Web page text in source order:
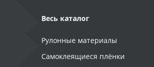
Весь каталог
Рулонные материалы
Самоклеящиеся плёнки